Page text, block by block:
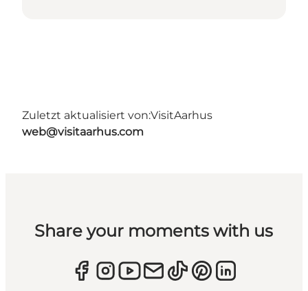
Zuletzt aktualisiert von:VisitAarhus
web@visitaarhus.com
Share your moments with us